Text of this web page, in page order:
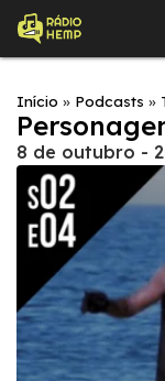
Início » Podcasts »
8 de outubro -